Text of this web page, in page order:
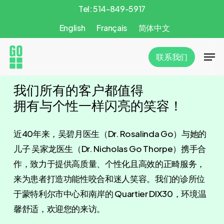
main
content
Tel: 514-849-5917
English
Français 简体中文
联系我们
我们所有的客户都值得
拥有与个性一样闪亮的笑容！
近40年来，吴碧月医生（Dr. Rosalinda Go）与她的
儿子 吴家龙医生（Dr. Nicholas Go Thorpe）携手合
作，致力于提供高质量、个性化且高效的正畸服务，
来为患者打造功能性咬合和迷人笑容。我们的诊所位
于蒙特利尔市中心和南岸的 Quartier DIX30，环境温
馨舒适，欢迎您的来访。